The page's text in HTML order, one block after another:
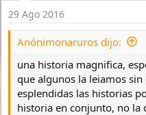
29 Ago 2016
Anónimonaruros dijo:
una historia magnifica,
que algunos la leiamos
esplendidas las historias
historia en conjunto, no la